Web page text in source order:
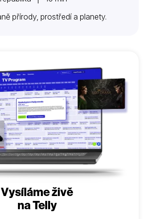
přírody, prostředí a planety.
Vysíláme živě
na Telly